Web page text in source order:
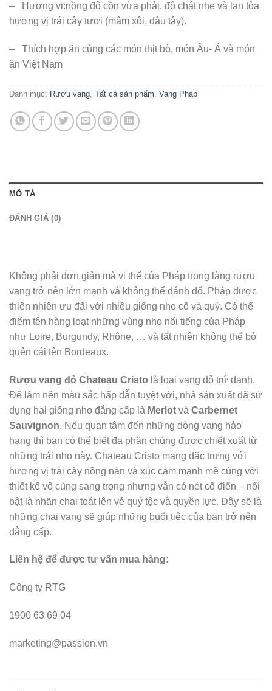
– Hương vị:nồng độ cồn vừa phải, độ chát nhẹ và lan tỏa
hương vị trái cây tươi (mâm xôi, dâu tây).
–
Thích hợp ăn cùng các món thịt bò, món Âu- Á và món
ăn Việt Nam
Danh mục: Rượu vang, Tất cả sản phẩm, Vang Pháp
MÔ TẢ
ĐÁNH GIÁ (0)
Không phải đơn giản mà vị thế của Pháp trong làng rượu
vang trở nên lớn mạnh và không thể đánh đổ. Pháp được
thiên nhiên ưu đãi với nhiều giống nho cổ và quý. Có thể
điểm tên hàng loạt những vùng nho nổi tiếng của Pháp
như Loire, Burgundy, Rhône, … và tất nhiên không thể bỏ
quên cái tên Bordeaux.
Rượu vang đỏ Chateau Cristo là loại vang đỏ trứ danh.
Để làm nên màu sắc hấp dẫn tuyệt vời, nhà sản xuất đã sử
dụng hai giống nho đẳng cấp là Merlot và Carbernet
Sauvignon. Nếu quan tâm đến những dòng vang hảo
hạng thì bạn có thể biết đa phần chúng được chiết xuất từ
những trái nho này. Chateau Cristo mang đặc trưng với
hương vị trái cây nồng nàn và xúc cảm mạnh mẽ cùng với
thiết kế vô cùng sang trọng nhưng vẫn có nét cổ điển – nổi
bật là nhãn chai toát lên vẻ quý tộc và quyền lực. Đây sẽ là
những chai vang sẽ giúp những buổi tiệc của bạn trở nên
đẳng cấp.
Liên hệ để được tư vấn mua hàng:
Công ty RTG
1900 63 69 04
marketing@passion.vn